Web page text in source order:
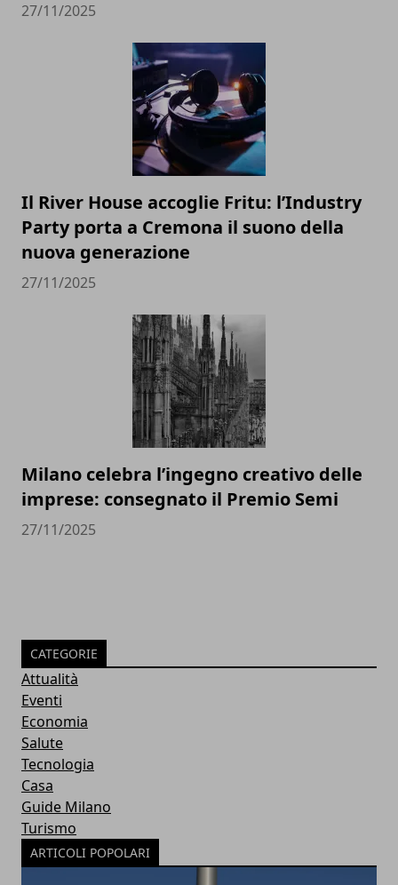
27/11/2025
Il River House accoglie Fritu: l’Industry
Party porta a Cremona il suono della
nuova generazione
27/11/2025
Milano celebra l’ingegno creativo delle
imprese: consegnato il Premio Semi
27/11/2025
CATEGORIE
Attualità
Eventi
Economia
Salute
Tecnologia
Casa
Guide Milano
Turismo
ARTICOLI POPOLARI